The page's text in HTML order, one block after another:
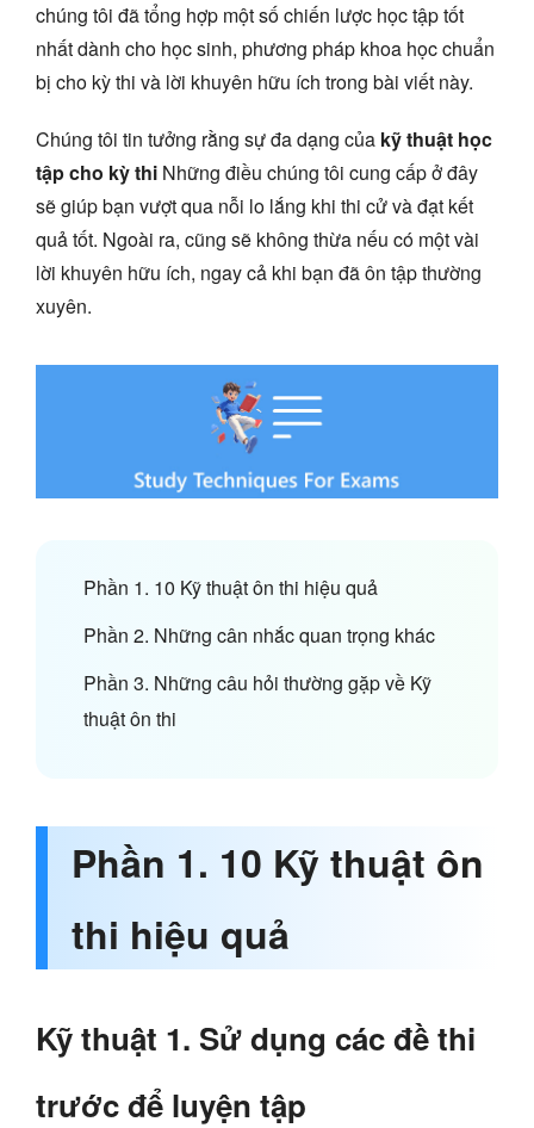
chúng tôi đã tổng hợp một số chiến lược học tập tốt
nhất dành cho học sinh, phương pháp khoa học chuẩn
bị cho kỳ thi và lời khuyên hữu ích trong bài viết này.
Chúng tôi tin tưởng rằng sự đa dạng của kỹ thuật học
tập cho kỳ thi Những điều chúng tôi cung cấp ở đây
sẽ giúp bạn vượt qua nỗi lo lắng khi thi cử và đạt kết
quả tốt. Ngoài ra, cũng sẽ không thừa nếu có một vài
lời khuyên hữu ích, ngay cả khi bạn đã ôn tập thường
xuyên.
Phần 1. 10 Kỹ thuật ôn thi hiệu quả
Phần 2. Những cân nhắc quan trọng khác
Phần 3. Những câu hỏi thường gặp về Kỹ
thuật ôn thi
Phần 1. 10 Kỹ thuật ôn
thi hiệu quả
Kỹ thuật 1. Sử dụng các đề thi
trước để luyện tập